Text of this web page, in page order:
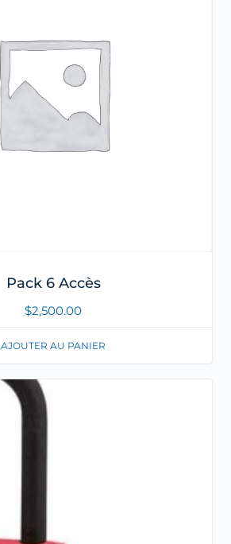
Pack 6 Accès
$2,500.00
AJOUTER AU PANIER